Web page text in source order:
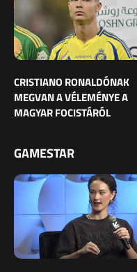
CRISTIANO RONALDÓNAK
MEGVAN A VÉLEMÉNYE A
MAGYAR FOCISTÁRÓL
GAMESTAR